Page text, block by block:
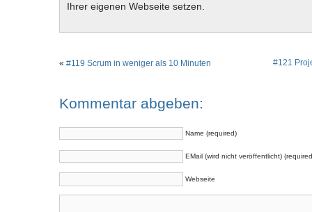
Ihrer eigenen Webseite setzen.
« #119 Scrum in weniger als 10 Minuten #121
Kommentar abgeben:
Name (required)
EMail (wird nicht veröffentlicht)
Webseite